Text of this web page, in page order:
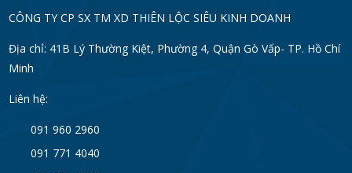
CÔNG TY CP SX TM XD THIÊN LỘC SIÊU KINH DOANH
Địa chỉ: 41B Lý Thường Kiệt, Phường 4, Quận Gò Vấp- TP. Hồ Chí
Minh
Liên hệ:
091 960 2960
091 771 4040